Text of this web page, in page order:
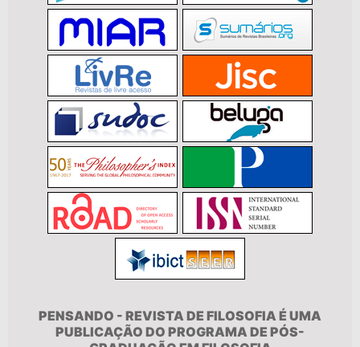
PENSANDO - REVISTA DE FILOSOFIA É UMA
PUBLICAÇÃO DO PROGRAMA DE PÓS-